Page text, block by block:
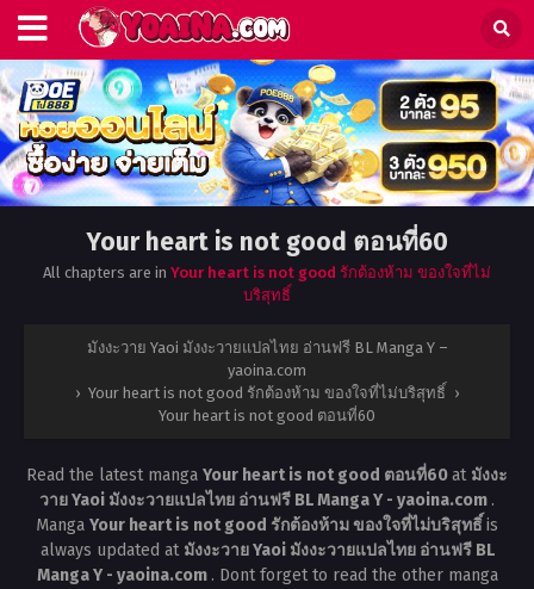
Your heart is not good ตอนที่60
All chapters are in Your heart is not good รักต้องห้าม ของใจที่ไม่
บริสุทธิ์
มังงะวาย Yaoi มังงะวายแปลไทย อ่านฟรี BL Manga Y –
yaoina.com
› Your heart is not good รักต้องห้าม ของใจที่ไม่บริสุทธิ์ ›
Your heart is not good ตอนที่60
Read the latest manga Your heart is not good ตอนที่60at มังงะ
วาย Yaoi มังงะวายแปลไทย อ่านฟรี BL Manga Y - yaoina.com .
Manga Your heart is not good รักต้องห้าม ของใจที่ไม่บริสุทธิ์is
always updated at มังงะวาย Yaoi มังงะวายแปลไทย อ่านฟรี BL
Manga Y - yaoina.com . Dont forget to read the other manga